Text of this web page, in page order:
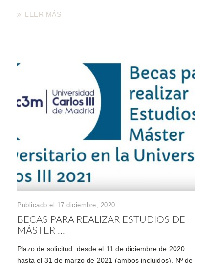
LEER MÁS
Publicado el 17 diciembre, 2020
BECAS PARA REALIZAR ESTUDIOS DE
MÁSTER ...
Plazo de solicitud: desde el 11 de diciembre de 2020
hasta el 31 de marzo de 2021 (ambos incluidos). Nº de